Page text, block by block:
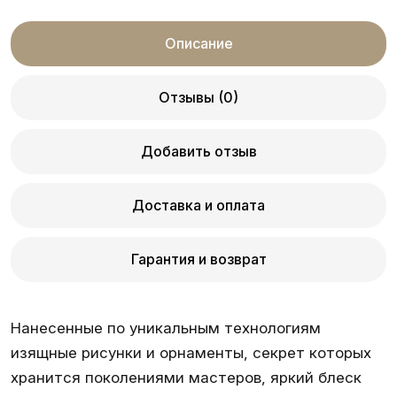
Описание
Отзывы (0)
Добавить отзыв
Доставка и оплата
Гарантия и возврат
Нанесенные по уникальным технологиям
изящные рисунки и орнаменты, секрет которых
хранится поколениями мастеров, яркий блеск